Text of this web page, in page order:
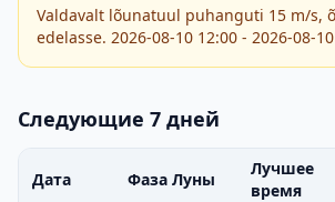
Valdavalt lõunatuul puhanguti 15 m/s,
edelasse. 2026-08-10 12:00 - 2026-08-
Следующие 7 дней
Дата Фаза Луны
Лучшее
время